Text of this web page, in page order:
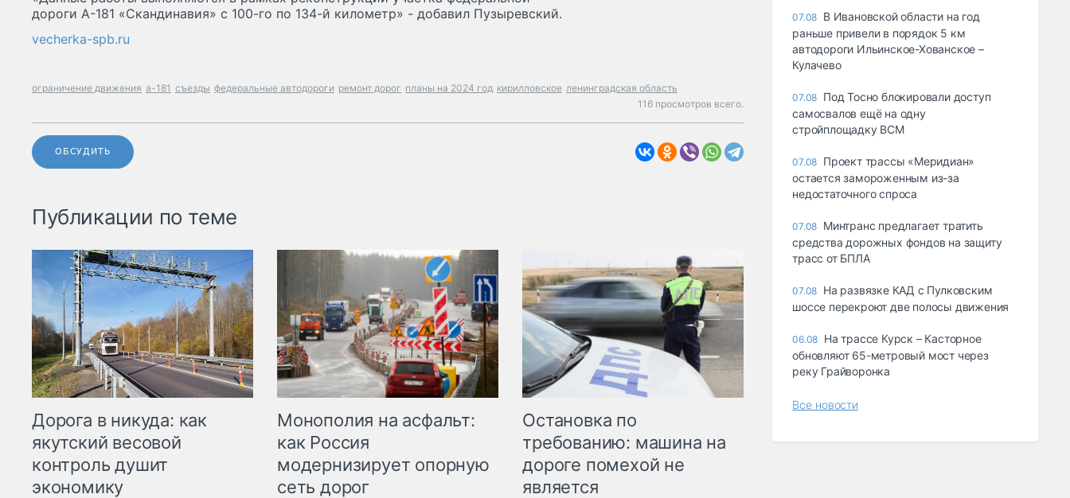
дороги А-181 «Скандинавия» с 100-го по 134-й километр» - добавил Пузыревский.
vecherka-spb.ru
ограничение движения а-181 съезды федеральные автодороги ремонт дорог планы на 2024 год кирилловское ленинградская область
116 просмотров всего.
ОБСУДИТЬ
Публикации по теме
Дорога в никуда: как
якутский весовой
контроль душит
экономику
Монополия на асфальт:
как Россия
модернизирует опорную
сеть дорог
Остановка по
требованию: машина на
дороге помехой не
является
07.08 В Ивановской области на год
раньше привели в порядок 5 км
автодороги Ильинское-Хованское –
Кулачево
07.08 Под Тосно блокировали доступ
самосвалов ещё на одну
стройплощадку ВСМ
07.08 Проект трассы «Меридиан»
остается замороженным из-за
недостаточного спроса
07.08 Минтранс предлагает тратить
средства дорожных фондов на защиту
трасс от БПЛА
07.08 На развязке КАД с Пулковским
шоссе перекроют две полосы движения
06.08 На трассе Курск – Касторное
обновляют 65-метровый мост через
реку Грайворонка
Все новости